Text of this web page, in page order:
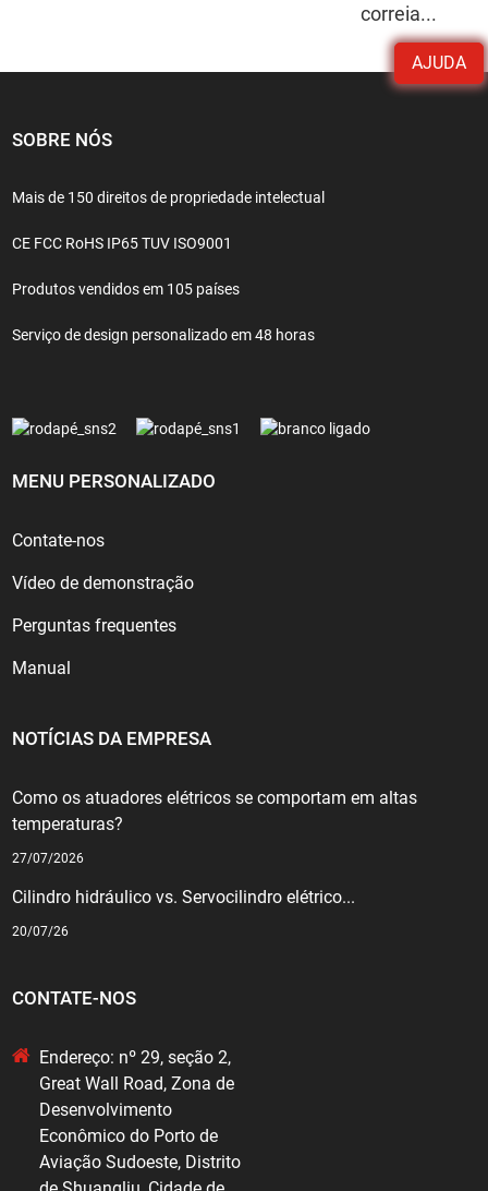
AJUDA
correia...
SOBRE NÓS
Mais de 150 direitos de propriedade intelectual
CE FCC RoHS IP65 TUV ISO9001
Produtos vendidos em 105 países
Serviço de design personalizado em 48 horas
MENU PERSONALIZADO
Contate-nos
Vídeo de demonstração
Perguntas frequentes
Manual
NOTÍCIAS DA EMPRESA
Como os atuadores elétricos se comportam em altas
temperaturas?
27/07/2026
Cilindro hidráulico vs. Servocilindro elétrico...
20/07/26
CONTATE-NOS
Endereço: nº 29, seção 2,
Great Wall Road, Zona de
Desenvolvimento
Econômico do Porto de
Aviação Sudoeste, Distrito